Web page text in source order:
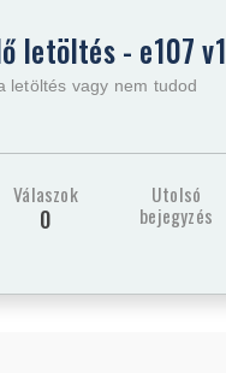
letöltés - e107 v1
letöltés vagy nem tudod
Válaszok
0
Utolsó
bejegyzés